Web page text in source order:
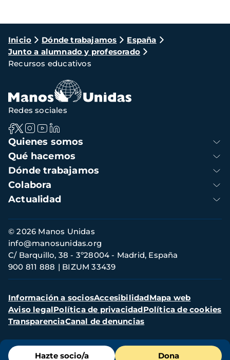
Ruta
de
navegación
Inicio Dónde trabajamos
España
Junto a alumnado y profesorado
Recursos educativos
Menú
Hazte socio/a Dona
Navegación
principal
Quienes somos
Qué hacemos
Dónde trabajamos
Colabora
Actualidad
Redes sociales
Información
de
contacto
© 2026 Manos Unidas
C/ Barquillo, 38 - 3º28004 - Madrid, España
900 811 888
BIZUM 33439
info@manosunidas.org
Menú
secundario
Información a sociosAccesibilidadMapa web
Aviso legalPolítica de privacidadPolítica de cookies
TransparenciaCanal de denuncias